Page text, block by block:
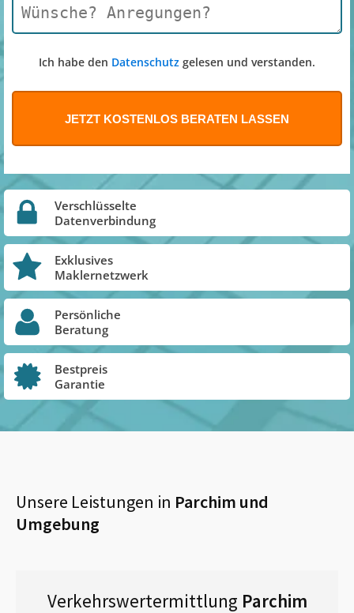
Ich habe den Datenschutz gelesen und verstanden.
Verschlüsselte
Datenverbindung
Exklusives
Maklernetzwerk
Persönliche
Beratung
Bestpreis
Garantie
Unsere Leistungen in Parchim und
Umgebung
Verkehrswertermittlung Parchim